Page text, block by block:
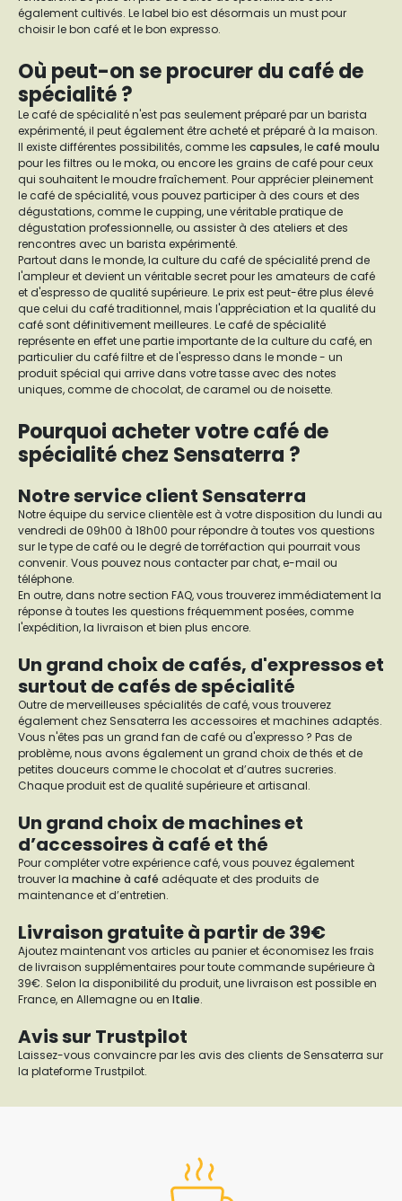
également cultivés. Le label bio est désormais un must pour
choisir le bon café et le bon expresso.
Où peut-on se procurer du café de
spécialité ?
Le café de spécialité n'est pas seulement préparé par un barista
expérimenté, il peut également être acheté et préparé à la maison.
Il existe différentes possibilités, comme les capsules, lecafé moulu
pour les filtres ou le moka, ou encore les grains de café pour ceux
qui souhaitent le moudre fraîchement. Pour apprécier pleinement
le café de spécialité, vous pouvez participer à des cours et des
dégustations, comme le cupping, une véritable pratique de
dégustation professionnelle, ou assister à des ateliers et des
rencontres avec un barista expérimenté.
Partout dans le monde, la culture du café de spécialité prend de
l'ampleur et devient un véritable secret pour les amateurs de café
et d'espresso de qualité supérieure. Le prix est peut-être plus élevé
que celui du café traditionnel, mais l'appréciation et la qualité du
café sont définitivement meilleures. Le café de spécialité
représente en effet une partie importante de la culture du café, en
particulier du café filtre et de l'espresso dans le monde - un
produit spécial qui arrive dans votre tasse avec des notes
uniques, comme de chocolat, de caramel ou de noisette.
Pourquoi acheter votre café de
spécialité chez Sensaterra ?
Notre service client Sensaterra
Notre équipe du service clientèle est à votre disposition du lundi au
vendredi de 09h00 à 18h00 pour répondre à toutes vos questions
sur le type de café ou le degré de torréfaction qui pourrait vous
convenir. Vous pouvez nous contacter par chat, e-mail ou
téléphone.
En outre, dans notre section FAQ, vous trouverez immédiatement la
réponse à toutes les questions fréquemment posées, comme
l'expédition, la livraison et bien plus encore.
Un grand choix de cafés, d'expressos et
surtout de cafés de spécialité
Outre de merveilleuses spécialités de café, vous trouverez
également chez Sensaterra les accessoires et machines adaptés.
Vous n'êtes pas un grand fan de café ou d'expresso ? Pas de
problème, nous avons également un grand choix de thés et de
petites douceurs comme le chocolat et d’autres sucreries.
Chaque produit est de qualité supérieure et artisanal.
Un grand choix de machines et
d’accessoires à café et thé
Pour compléter votre expérience café, vous pouvez également
trouver la machine à café adéquate et des produits de
maintenance et d’entretien.
Livraison gratuite à partir de 39€
Ajoutez maintenant vos articles au panier et économisez les frais
de livraison supplémentaires pour toute commande supérieure à
39€. Selon la disponibilité du produit, une livraison est possible en
France, en Allemagne ou en Italie.
Avis sur Trustpilot
Laissez-vous convaincre par les avis des clients de Sensaterra sur
la plateforme Trustpilot.